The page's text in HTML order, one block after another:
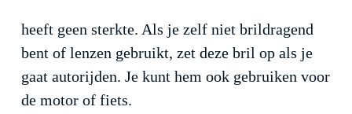
heeft geen sterkte. Als je zelf niet brildragend
bent of lenzen gebruikt, zet deze bril op als je
gaat autorijden. Je kunt hem ook gebruiken voor
de motor of fiets.